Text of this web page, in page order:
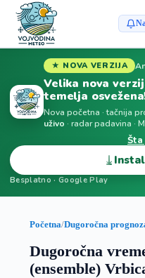
★ NOVA VERZIJA
Velika nova
temelja
Nova početna · tačnija
uživo · radar padavina ·
Šta
⤓
Besplatno · Google Play
Početna/Dugoročna
Dugoročna
(ensemble)